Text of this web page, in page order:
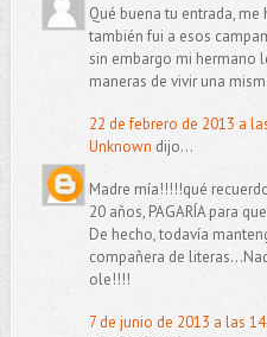
Qué buena tu entrada,
también fui a esos
sin embargo mi hermano
maneras de vivir una
22 de febrero de 2013 a
Unknown dijo...
Madre mía!!!!!qué
20 años, PAGARÍA para
De hecho, todavía
compañera de
ole!!!!
7 de junio de 2013 a las